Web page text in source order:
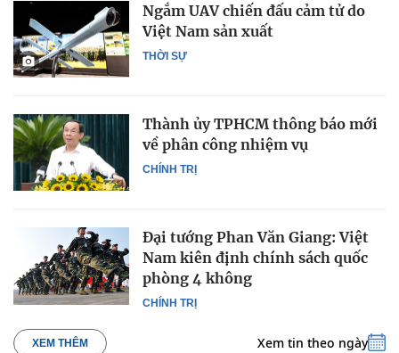
THỜI SỰ
Ngắm UAV chiến đấu cảm tử do
Việt Nam sản xuất
CHÍNH TRỊ
Thành ủy TPHCM thông báo mới
về phân công nhiệm vụ
CHÍNH TRỊ
Đại tướng Phan Văn Giang: Việt
Nam kiên định chính sách quốc
phòng 4 không
XEM THÊM Xem tin theo ngày